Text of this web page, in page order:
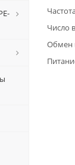
Число
Обмен